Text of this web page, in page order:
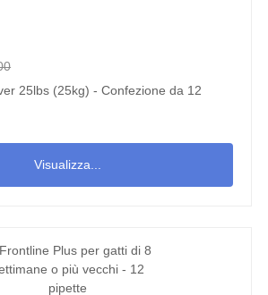
25lbs (25kg) - Confezione da 12
Visualizza...